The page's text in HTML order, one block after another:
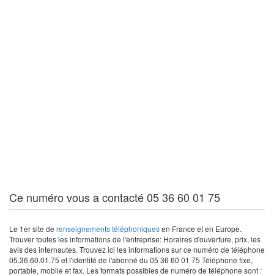
Ce numéro vous a contacté 05 36 60 01 75
Le 1er site de renseignements téléphoniquesen France et en Europe.
Trouver toutes les informations de l'entreprise: Horaires d'ouverture, prix, les
avis des internautes. Trouvez ici les informations sur ce numéro de téléphone
05.36.60.01.75 et l'identité de l'abonné du 05 36 60 01 75 Téléphone fixe,
portable, mobile et fax. Les formats possibles de numéro de téléphone sont :